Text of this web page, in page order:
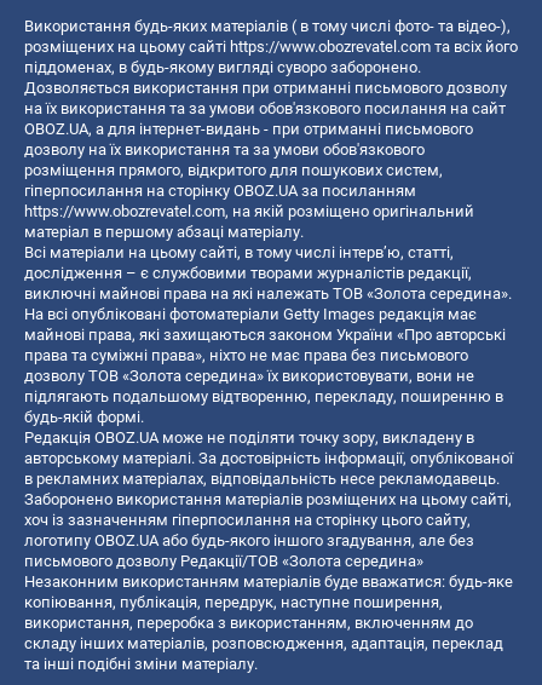
Використання будь-яких матеріалів ( в тому числі фото- та відео-),
розміщених на цьому сайті https://www.obozrevatel.com та всіх його
піддоменах, в будь-якому вигляді суворо заборонено.
Дозволяється використання при отриманні письмового дозволу
на їх використання та за умови обов'язкового посилання на сайт
OBOZ.UA, а для інтернет-видань - при отриманні письмового
дозволу на їх використання та за умови обов'язкового
розміщення прямого, відкритого для пошукових систем,
гіперпосилання на сторінку OBOZ.UA за посиланням
https://www.obozrevatel.com, на якій розміщено оригінальний
матеріал в першому абзаці матеріалу.
Всі матеріали на цьому сайті, в тому числі інтерв’ю, статті,
дослідження – є службовими творами журналістів редакції,
виключні майнові права на які належать ТОВ «Золота середина».
На всі опубліковані фотоматеріали Getty Images редакція має
майнові права, які захищаються законом України «Про авторські
права та суміжні права», ніхто не має права без письмового
дозволу ТОВ «Золота середина» їх використовувати, вони не
підлягають подальшому відтворенню, перекладу, поширенню в
будь-якій формі.
Редакція OBOZ.UA може не поділяти точку зору, викладену в
авторському матеріалі. За достовірність інформації, опублікованої
в рекламних матеріалах, відповідальність несе рекламодавець.
Заборонено використання матеріалів розміщених на цьому сайті,
хоч із зазначенням гіперпосилання на сторінку цього сайту,
логотипу OBOZ.UA або будь-якого іншого згадування, але без
письмового дозволу Редакції/ТОВ «Золота середина»
Незаконним використанням матеріалів буде вважатися: будь-яке
копiювання, публiкацiя, передрук, наступне поширення,
використання, переробка з використанням, включенням до
складу інших матеріалів, розповсюдження, адаптація, переклад
та інші подібні зміни матеріалу.